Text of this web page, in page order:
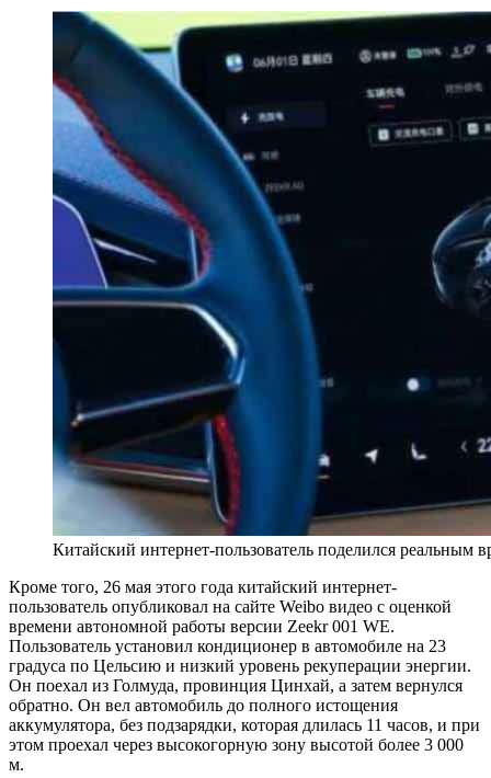
Китайский интернет-пользователь поделился реальным
Кроме того, 26 мая этого года китайский интернет-
пользователь опубликовал на сайте Weibo видео с оценкой
времени автономной работы версии Zeekr 001 WE.
Пользователь установил кондиционер в автомобиле на 23
градуса по Цельсию и низкий уровень рекуперации энергии.
Он поехал из Голмуда, провинция Цинхай, а затем вернулся
обратно. Он вел автомобиль до полного истощения
аккумулятора, без подзарядки, которая длилась 11 часов, и при
этом проехал через высокогорную зону высотой более 3 000
м.